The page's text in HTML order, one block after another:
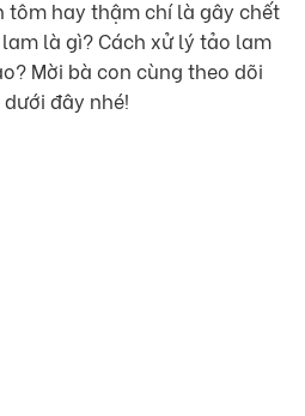
tôm hay thậm chí là gây chết
là gì? Cách xử lý tảo lam
Mời bà con cùng theo dõi
đây nhé!